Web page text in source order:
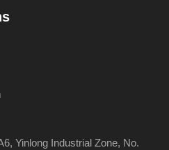
Yinlong Industrial Zone, No.